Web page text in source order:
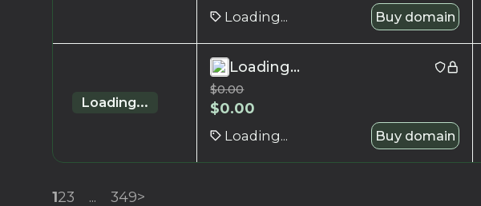
Loading... Buy domain
Loading...
Loading...
$0.00
$0.00
Loading... Buy domain
123 ... 349>